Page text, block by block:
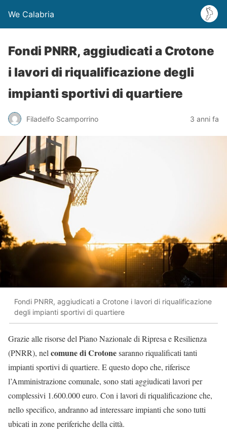
We Calabria
Fondi PNRR, aggiudicati a Crotone
i lavori di riqualificazione degli
impianti sportivi di quartiere
Filadelfo Scamporrino 3 anni fa
Fondi PNRR, aggiudicati a Crotone i lavori di riqualificazione
degli impianti sportivi di quartiere
Grazie alle risorse del Piano Nazionale di Ripresa e Resilienza
(PNRR), nel comune di Crotonesaranno riqualificati tanti
impianti sportivi di quartiere. E questo dopo che, riferisce
l’Amministrazione comunale, sono stati aggiudicati lavori per
complessivi 1.600.000 euro. Con i lavori di riqualificazione che,
nello specifico, andranno ad interessare impianti che sono tutti
ubicati in zone periferiche della città.